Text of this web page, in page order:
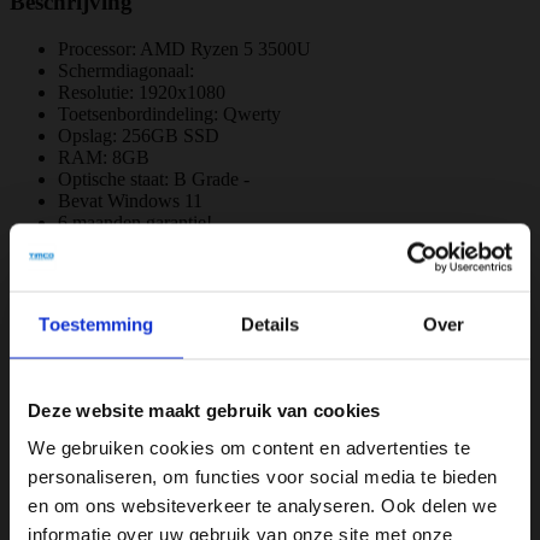
Toestemming Details Over
Deze website maakt gebruik van cookies
We gebruiken cookies om content en advertenties te
personaliseren, om functies voor social media te bieden
en om ons websiteverkeer te analyseren. Ook delen we
informatie over uw gebruik van onze site met onze
Processor: AMD Ryzen 5 3500U
Schermdiagonaal:
Resolutie: 1920x1080
Toetsenbordindeling: Qwerty
Opslag: 256GB SSD
RAM: 8GB
Optische staat: B Grade -
Bevat Windows 11
6 maanden garantie!
256GB
Processor